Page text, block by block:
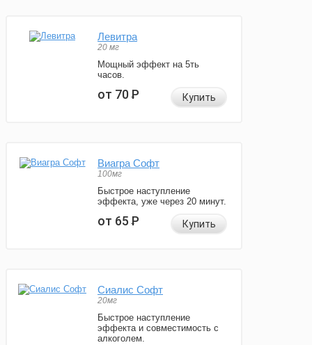
Левитра
20 мг
Мощный эффект на 5ть
часов.
от 70Р Купить
Виагра Софт
100мг
Быстрое наступление
эффекта, уже через 20 минут.
от 65Р Купить
Сиалис Софт
20мг
Быстрое наступление
эффекта и совместимость с
алкоголем.